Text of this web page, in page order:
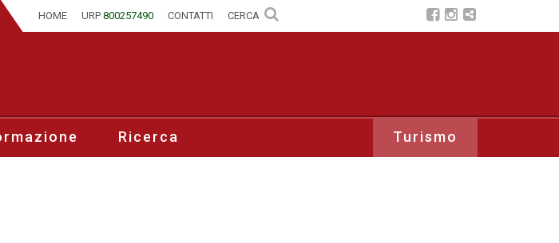
HOME URP 800257490 CONTATTI CERCA
Turismo
Ricerca